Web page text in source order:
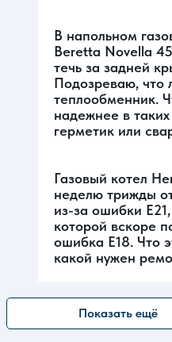
В напольном
Beretta Novella
течь за задней
Подозреваю, что
теплообменник.
надежнее в таких
герметик или
Газовый котел
неделю трижды
из-за ошибки
которой вскоре
ошибка Е18. Что
какой нужен
Показать ещё